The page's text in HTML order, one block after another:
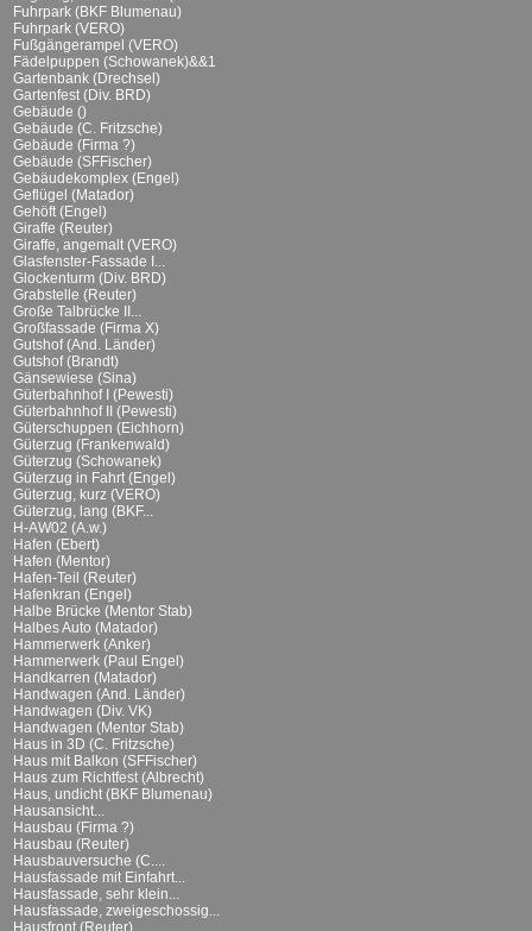
Fuhrpark (BKF Blumenau)
Fuhrpark (VERO)
Fußgängerampel (VERO)
Fädelpuppen (Schowanek)&&1
Gartenbank (Drechsel)
Gartenfest (Div. BRD)
Gebäude ()
Gebäude (C. Fritzsche)
Gebäude (Firma ?)
Gebäude (SFFischer)
Gebäudekomplex (Engel)
Geflügel (Matador)
Gehöft (Engel)
Giraffe (Reuter)
Giraffe, angemalt (VERO)
Glasfenster-Fassade I...
Glockenturm (Div. BRD)
Grabstelle (Reuter)
Große Talbrücke II...
Großfassade (Firma X)
Gutshof (And. Länder)
Gutshof (Brandt)
Gänsewiese (Sina)
Güterbahnhof I (Pewesti)
Güterbahnhof II (Pewesti)
Güterschuppen (Eichhorn)
Güterzug (Frankenwald)
Güterzug (Schowanek)
Güterzug in Fahrt (Engel)
Güterzug, kurz (VERO)
Güterzug, lang (BKF...
H-AW02 (A.w.)
Hafen (Ebert)
Hafen (Mentor)
Hafen-Teil (Reuter)
Hafenkran (Engel)
Halbe Brücke (Mentor Stab)
Halbes Auto (Matador)
Hammerwerk (Anker)
Hammerwerk (Paul Engel)
Handkarren (Matador)
Handwagen (And. Länder)
Handwagen (Div. VK)
Handwagen (Mentor Stab)
Haus in 3D (C. Fritzsche)
Haus mit Balkon (SFFischer)
Haus zum Richtfest (Albrecht)
Haus, undicht (BKF Blumenau)
Hausansicht...
Hausbau (Firma ?)
Hausbau (Reuter)
Hausbauversuche (C....
Hausfassade mit Einfahrt...
Hausfassade, sehr klein...
Hausfassade, zweigeschossig...
Hausfront (Reuter)